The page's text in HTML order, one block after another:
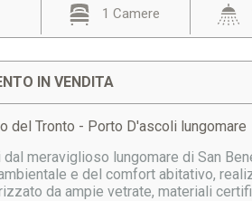
1 Camere
IN VENDITA
del Tronto - Porto D'ascoli lungomare
meraviglioso lungomare di San
e del comfort abitativo,
da ampie vetrate, materiali